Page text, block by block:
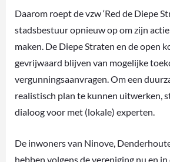
Daarom roept de vzw ‘Red de Diepe
stadsbestuur opnieuw op om zijn
maken. De Diepe Straten en de open
gevrijwaard blijven van mogelijke
vergunningsaanvragen. Om een
realistisch plan te kunnen uitwerken,
dialoog voor met (lokale) experten.
De inwoners van Ninove,
hebben volgens de vereniging nu en